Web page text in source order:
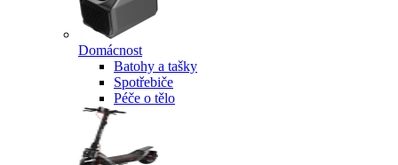
Domácnost
Batohy a tašky
Spotřebiče
Péče o tělo